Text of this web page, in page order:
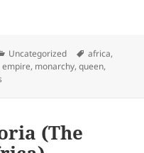
Categories
Uncategorized Tags
africa,
empire, monarchy,queen,
(The